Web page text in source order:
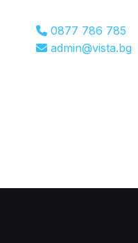
0877 786 785
admin@vista.bg